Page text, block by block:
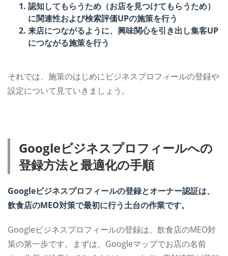
認知してもらうため（お店を見つけてもらうため）
に関連性および検索評価UPの施策を行う
来店につながるように、興味関心を引き出し集客UP
につながる施策を行う
それでは、施策のはじめにビジネスプロフィールの登録や
設定について見ていきましょう。
Googleビジネスプロフィールへの
登録方法と最適化の手順
Googleビジネスプロフィールの登録とオーナー認証は、
飲食店のMEO対策で最初に行う土台の作業です。
Googleビジネスプロフィールの登録は、飲食店のMEO対
策の第一歩です。まずは、Googleマップでお店の名前